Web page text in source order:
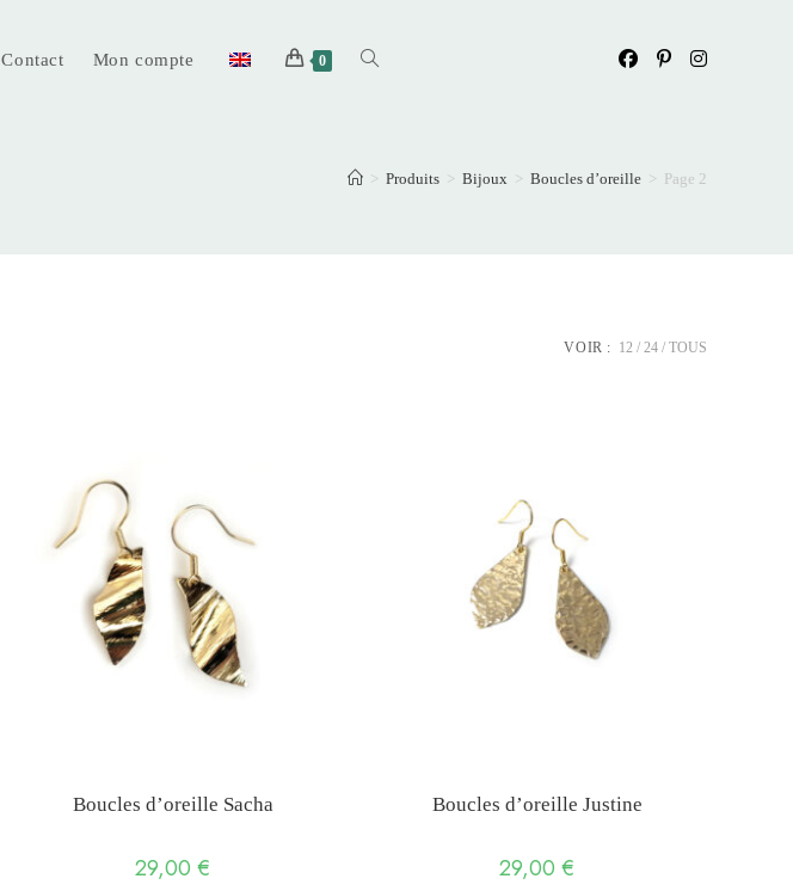
Contact Mon compte 0 Toggle
website
> Produits > Bijoux > Boucles d’oreille > Page 2
VOIR : 12 24 TOUS
Boucles d’oreille Sacha
29,00 €
Boucles d’oreille Justine
29,00 €